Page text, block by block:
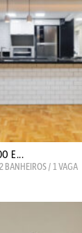
E...
BANHEIROS / 1 VAGA